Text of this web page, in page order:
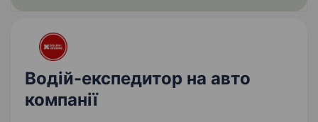
Водій-експедитор на авто
компанії